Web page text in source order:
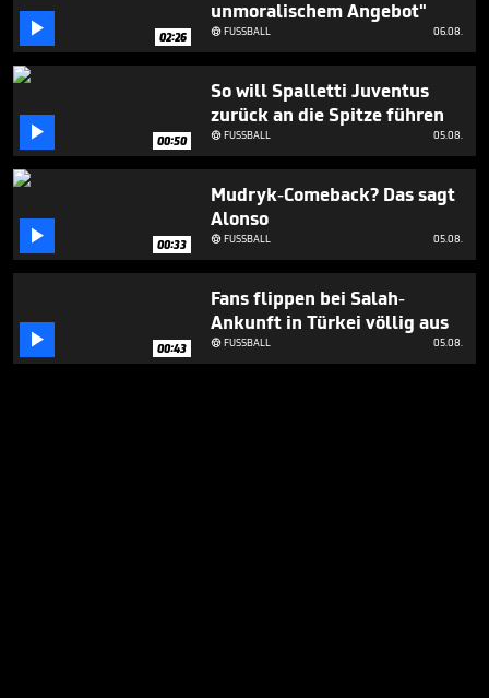
 02:26
unmoralischem Angebot"
FUSSBALL 06.08.
 00:50
So will Spalletti Juventus
zurück an die Spitze führen
FUSSBALL 05.08.
 00:33
Mudryk-Comeback? Das sagt
Alonso
FUSSBALL 05.08.
 00:43
Fans flippen bei Salah-
Ankunft in Türkei völlig aus
FUSSBALL 05.08.